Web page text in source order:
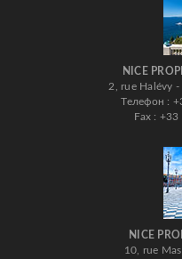
NICE
2, rue Halévy
Телефон :
Fax :
NICE
10, rue